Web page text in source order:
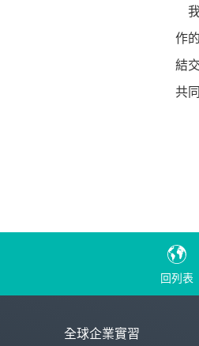
作
結
共
回列表
全球企業實習